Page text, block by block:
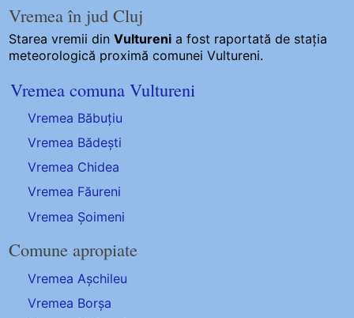
Vremea în jud Cluj
Starea vremii dinVultureni a fost raportată de stația
meteorologică proximă comunei Vultureni.
Vremea comuna Vultureni
Vremea Băbuțiu
Vremea Bădești
Vremea Chidea
Vremea Făureni
Vremea Șoimeni
Comune apropiate
Vremea Așchileu
Vremea Borșa